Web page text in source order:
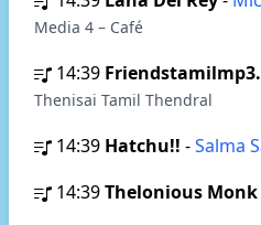
Media 4 – Café
14:39
Thenisai Tamil Thendral
14:39 Hatchu!! -Salma
14:39Thelonious Monk